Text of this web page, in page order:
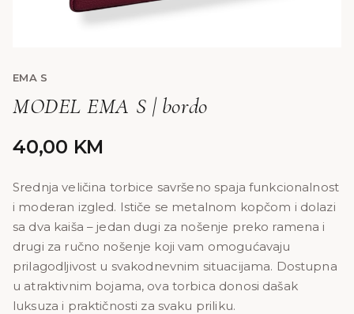
EMA S
MODEL EMA S | bordo
40,00 KM
Srednja veličina torbice savršeno spaja funkcionalnost
i moderan izgled. Ističe se metalnom kopčom i dolazi
sa dva kaiša – jedan dugi za nošenje preko ramena i
drugi za ručno nošenje koji vam omogućavaju
prilagodljivost u svakodnevnim situacijama. Dostupna
u atraktivnim bojama, ova torbica donosi dašak
luksuza i praktičnosti za svaku priliku.